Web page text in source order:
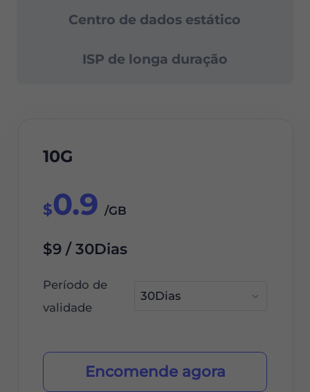
Centro de dados estático
ISP de longa duração
10G
$0.9 /GB
$9 / 30Dias
Período de
validade
Encomende agora